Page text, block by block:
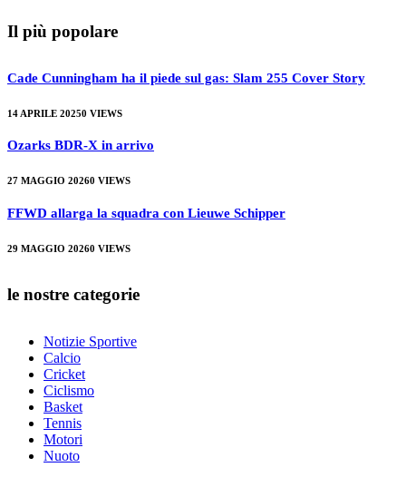
Il più popolare
Cade Cunningham ha il piede sul gas: Slam 255 Cover Story
14 APRILE 20250 VIEWS
Ozarks BDR-X in arrivo
27 MAGGIO 20260 VIEWS
FFWD allarga la squadra con Lieuwe Schipper
29 MAGGIO 20260 VIEWS
le nostre categorie
Notizie Sportive
Calcio
Cricket
Ciclismo
Basket
Tennis
Motori
Nuoto